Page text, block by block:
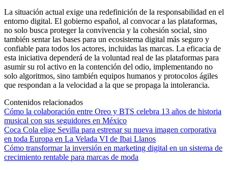
La situación actual exige una redefinición de la responsabilidad en el
entorno digital. El gobierno español, al convocar a las plataformas,
no solo busca proteger la convivencia y la cohesión social, sino
también sentar las bases para un ecosistema digital más seguro y
confiable para todos los actores, incluidas las marcas. La eficacia de
esta iniciativa dependerá de la voluntad real de las plataformas para
asumir su rol activo en la contención del odio, implementando no
solo algoritmos, sino también equipos humanos y protocolos ágiles
que respondan a la velocidad a la que se propaga la intolerancia.
Contenidos relacionados
Cómo la colaboración entre Oreo y BTS celebra 13 años de historia
musical con sus seguidores en México
Coca Cola elige Sevilla para estrenar su nueva imagen corporativa
en toda Europa en La Velada VI de Ibai Llanos
Cómo transformar la inversión en marketing digital en un sistema de
crecimiento rentable para marcas de moda